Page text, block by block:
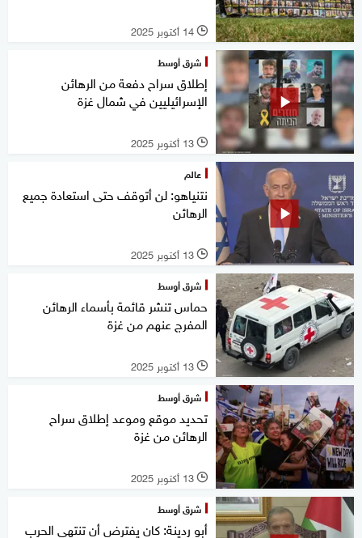
l 14 أكتوبر 2025
شرق أوسط
إطلاق سراح دفعة من الرهائن
الإسرائيليين في شمال غزة
l 13 أكتوبر 2025
عالم
نتنياهو: لن أتوقف حتى استعادة جميع
الرهائن
l 13 أكتوبر 2025
شرق أوسط
حماس تنشر قائمة بأسماء الرهائن
المفرج عنهم من غزة
l 13 أكتوبر 2025
شرق أوسط
تحديد موقع وموعد إطلاق سراح
الرهائن من غزة
l 13 أكتوبر 2025
شرق أوسط
أبو ردينة: كان يفترض أن تنتهي الحرب